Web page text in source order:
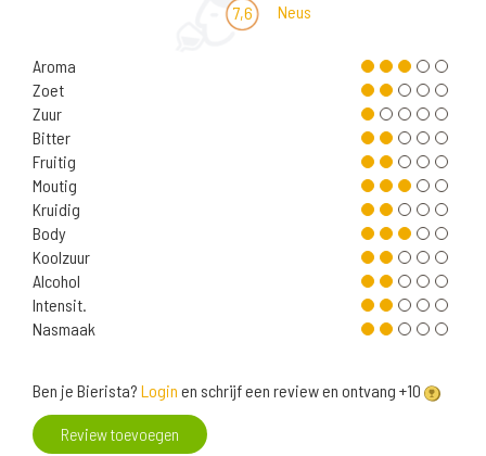
7,6 Neus
Aroma
Zoet
Zuur
Bitter
Fruitig
Moutig
Kruidig
Body
Koolzuur
Alcohol
Intensit.
Nasmaak
Ben je Bierista? Login en schrijf een review en ontvang +10
Review toevoegen